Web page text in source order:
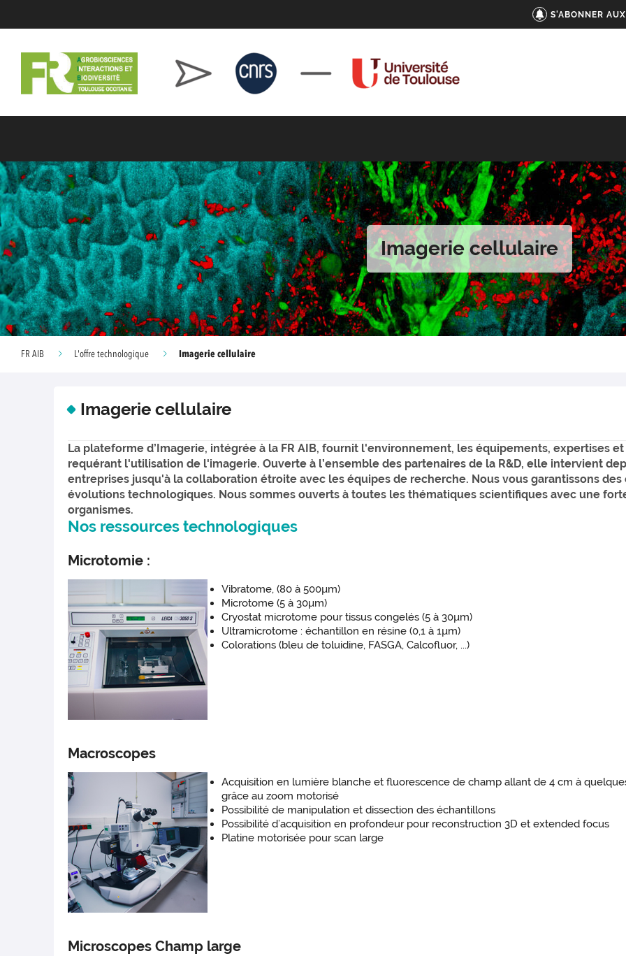
S'ABONNER
Imagerie cellulaire
FR AIB L'offre technologique Imagerie cellulaire
Imagerie cellulaire
La plateforme d’Imagerie, intégrée à la FR AIB, fournit l'environnement, les équipements, expertises
requérant l'utilisation de l'imagerie. Ouverte à l’ensemble des partenaires de la R&D, elle intervient
entreprises jusqu'à la collaboration étroite avec les équipes de recherche. Nous vous garantissons
évolutions technologiques. Nous sommes ouverts à toutes les thématiques scientifiques avec une
organismes.
Nos ressources technologiques
Microtomie :
Vibratome, (80 à 500µm)
Microtome (5 à 30µm)
Cryostat microtome pour tissus congelés (5 à 30µm)
Ultramicrotome : échantillon en résine (0,1 à 1µm)
Colorations (bleu de toluidine, FASGA, Calcofluor, ...)
Macroscopes
Acquisition en lumière blanche et fluorescence de champ allant de 4 cm à
grâce au zoom motorisé
Possibilité de manipulation et dissection des échantillons
Possibilité d’acquisition en profondeur pour reconstruction 3D et extended focus
Platine motorisée pour scan large
Microscopes Champ large